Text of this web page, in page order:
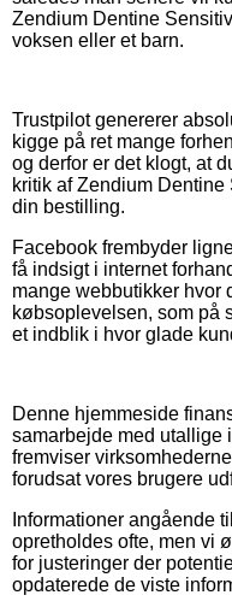
Zendium Dentine
voksen eller et barn.
Trustpilot genererer
kigge på ret mange
og derfor er det klogt, at
kritik af Zendium
din bestilling.
Facebook frembyder
få indsigt i internet
mange webbutikker hvor
købsoplevelsen, som på
et indblik i hvor glade
Denne hjemmeside
samarbejde med utallige
fremviser
forudsat vores brugere
Informationer angående
opretholdes ofte, men vi
for justeringer der
opdaterede de viste